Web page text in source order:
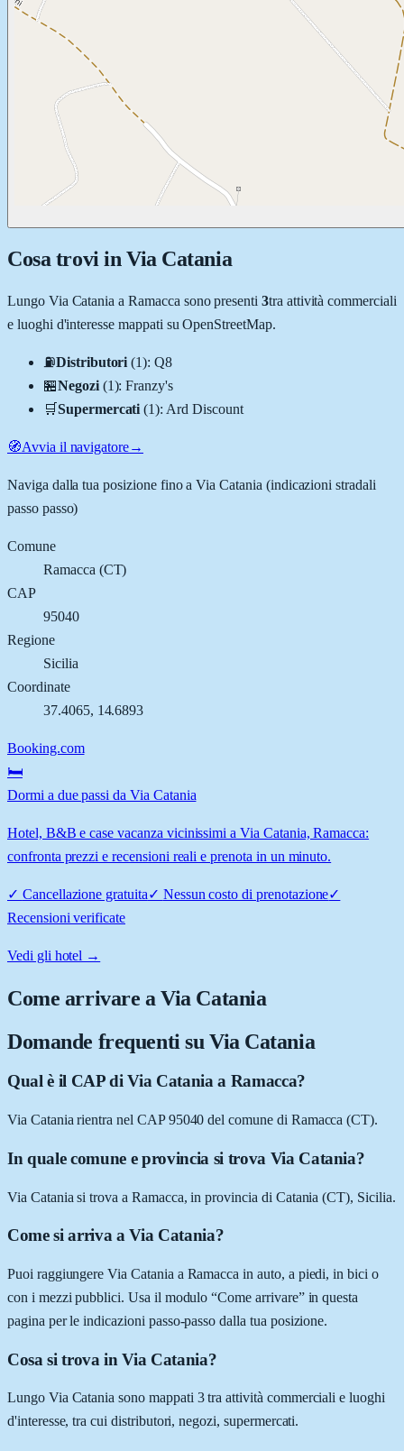
Cosa trovi in Via Catania
Lungo Via Catania aRamacca sono presenti 3tra attività commerciali
e luoghi d'interesse mappati su OpenStreetMap.
⛽Distributori (1):Q8
🏪Negozi (1):Franzy's
🛒Supermercati (1): Ard Discount
🧭Avvia il navigatore→
Naviga dalla tua posizione fino aVia Catania (indicazioni stradali
passo passo)
Comune
Ramacca (CT)
CAP
95040
Regione
Sicilia
Coordinate
37.4065, 14.6893
Booking.com
🛏️
Dormi a due passi da Via Catania
Hotel, B&B e case vacanza vicinissimi a Via Catania, Ramacca:
confronta prezzi e recensioni reali e prenota in un minuto.
✓ Cancellazione gratuita✓ Nessun costo di prenotazione✓
Recensioni verificate
Vedi gli hotel →
Come arrivare aVia Catania
Domande frequenti su Via Catania
Qual è il CAP di Via Catania a Ramacca?
Via Catania rientra nel CAP 95040 del comune di Ramacca (CT).
In quale comune e provincia si trova Via Catania?
Via Catania si trova a Ramacca, in provincia di Catania (CT), Sicilia.
Come si arriva a Via Catania?
Puoi raggiungere Via Catania a Ramacca in auto, a piedi, in bici o
con i mezzi pubblici. Usa il modulo “Come arrivare” in questa
pagina per le indicazioni passo-passo dalla tua posizione.
Cosa si trova in Via Catania?
Lungo Via Catania sono mappati 3 tra attività commerciali e luoghi
d'interesse, tra cui distributori, negozi, supermercati.